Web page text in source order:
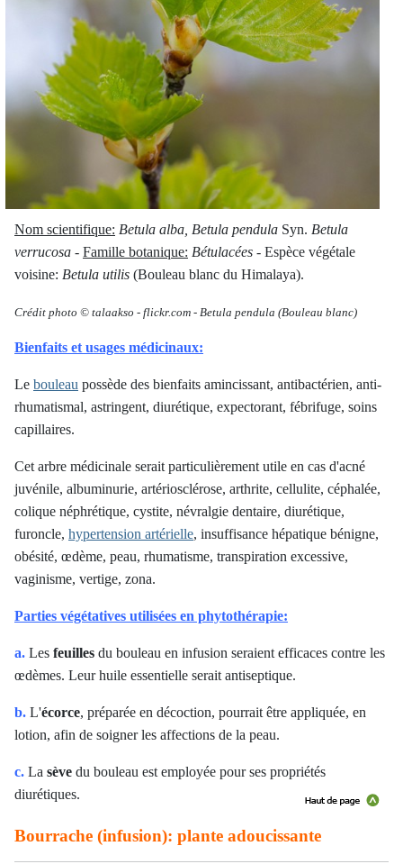
Nom scientifique: Betula alba, Betula pendula Syn. Betula
verrucosa - Famille botanique: Bétulacées - Espèce végétale
voisine: Betula utilis (Bouleau blanc du Himalaya).
Crédit photo © talaakso - flickr.com - Betula pendula (Bouleau blanc)
Bienfaits et usages médicinaux:
Le bouleau possède des bienfaits amincissant, antibactérien, anti-
rhumatismal, astringent, diurétique, expectorant, fébrifuge, soins
capillaires.
Cet arbre médicinale serait particulièrement utile en cas d'acné
juvénile, albuminurie, artériosclérose, arthrite, cellulite, céphalée,
colique néphrétique, cystite, névralgie dentaire, diurétique,
furoncle, hypertension artérielle, insuffisance hépatique bénigne,
obésité, œdème, peau, rhumatisme, transpiration excessive,
vaginisme, vertige, zona.
Parties végétatives utilisées en phytothérapie:
a. Les feuilles du bouleau en infusion seraient efficaces contre les
œdèmes. Leur huile essentielle serait antiseptique.
b. L'écorce, préparée en décoction, pourrait être appliquée, en
lotion, afin de soigner les affections de la peau.
c. La sève du bouleau est employée pour ses propriétés
diurétiques.
Bourrache (infusion): plante adoucissante